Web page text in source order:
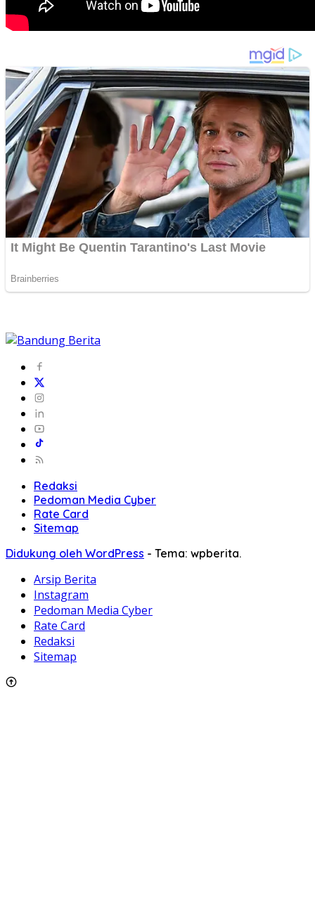
Redaksi
Pedoman Media Cyber
Rate Card
Sitemap
Didukung oleh WordPress - Tema: wpberita.
Arsip Berita
Instagram
Pedoman Media Cyber
Rate Card
Redaksi
Sitemap